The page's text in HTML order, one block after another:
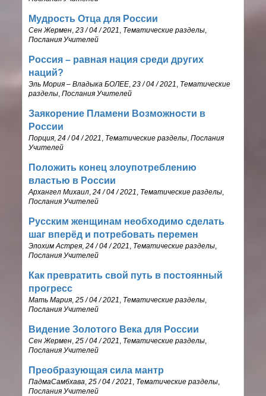
Мудрость Отца для России
Сен Жермен ,23 / 04 / 2021 Тематические разделы
Послания Учителей
Россия – равная нация среди других
наций?
Эль Мория – Владыка БОЛЕЕ ,23 / 04 / 2021
Тематические
разделы ,Послания Учителей
Заякорение Пламени Возможности в
России
Порция ,24 / 04 / 2021 Тематические разделы ,Послания
Учителей
Положить конец злоупотреблению
властью в России
Архангел Михаил ,24 / 04 / 2021 Тематические разделы
Послания Учителей
Русским женщинам необходимо сделать
шаг вперёд и потребовать перемен
Элохим Астрея ,24 / 04 / 2021 Тематические разделы
Послания Учителей
Как превратить свой путь в постоянный
прогресс
Мать Мария ,25 / 04 / 2021 Тематические разделы
Послания Учителей
Видение Золотого Века для России
Сен Жермен ,25 / 04 / 2021 Тематические разделы
Послания Учителей
Преобразующая сила мантр
ПадмаСамбхава ,25 / 04 / 2021 Тематические разделы
Послания Учителей